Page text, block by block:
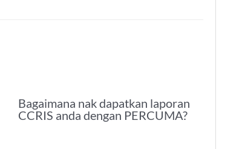
Bagaimana nak dapatkan laporan
CCRIS anda dengan PERCUMA?